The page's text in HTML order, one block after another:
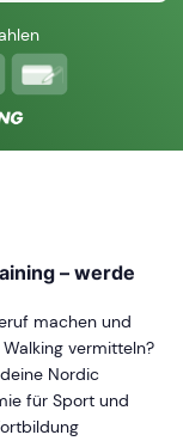
– werde
machen und
vermitteln?
Nordic
für Sport und